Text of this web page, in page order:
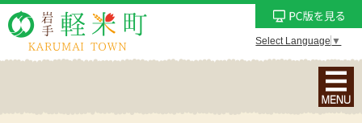
Select Language ▼
ナ
ビ